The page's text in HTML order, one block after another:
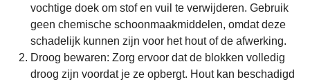
vochtige doek om stof en vuil te verwijderen. Gebruik
geen chemische schoonmaakmiddelen, omdat deze
schadelijk kunnen zijn voor het hout of de afwerking.
Droog bewaren: Zorg ervoor dat de blokken volledig
droog zijn voordat je ze opbergt. Hout kan beschadigd